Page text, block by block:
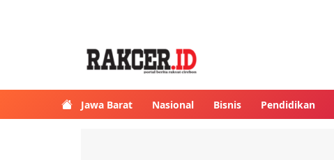
Jawa Barat Nasional Bisnis Pendidikan